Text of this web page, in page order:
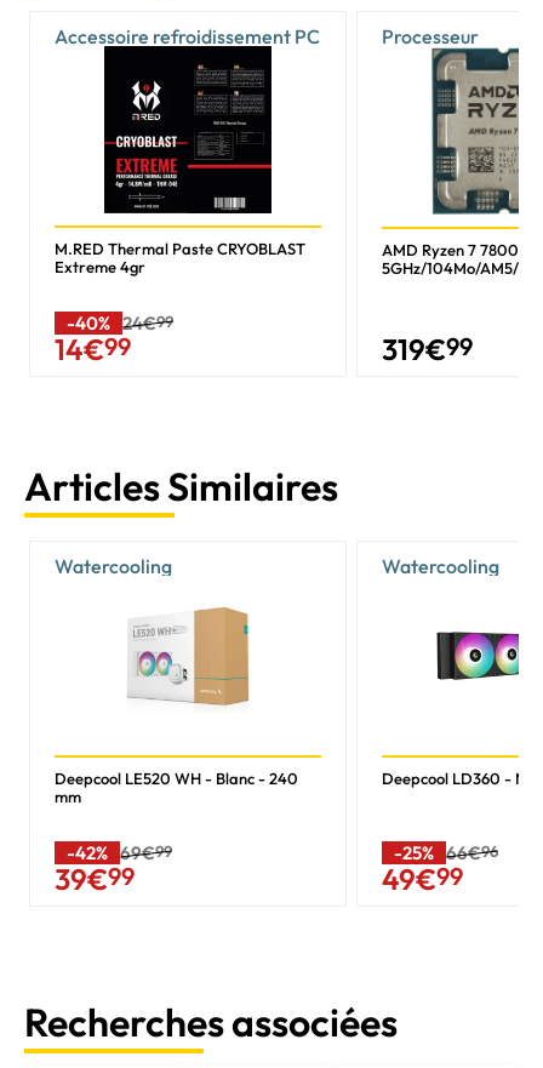
Accessoire refroidissement PC
M.RED Thermal Paste CRYOBLAST
Extreme 4gr
-40% 24€99
14€99
Processeur
AMD Ryzen 7
5GHz/104Mo/AM5/
319€99
Articles Similaires
Watercooling
Deepcool LE520 WH - Blanc - 240
mm
-42% 69€99
39€99
Watercooling
Deepcool LD360 -
-25% 66€96
49€99
Recherches associées